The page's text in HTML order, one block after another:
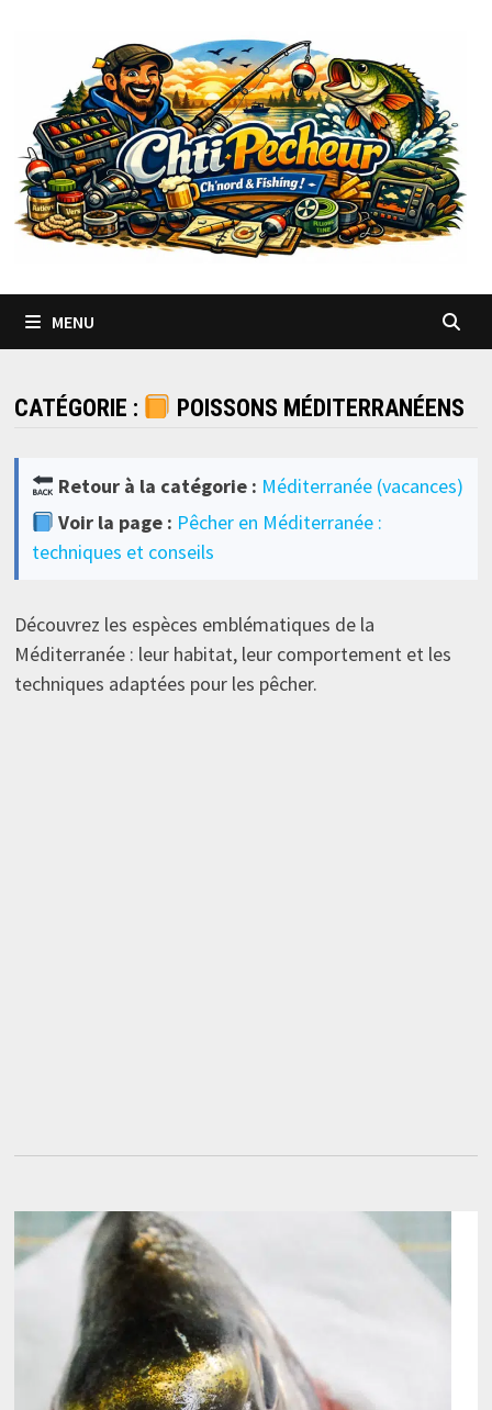
MENU
CATÉGORIE : POISSONS MÉDITERRANÉENS
Retour à la catégorie : Méditerranée (vacances)
Voir la page : Pêcher en Méditerranée :
techniques et conseils
Découvrez les espèces emblématiques de la
Méditerranée : leur habitat, leur comportement et les
techniques adaptées pour les pêcher.